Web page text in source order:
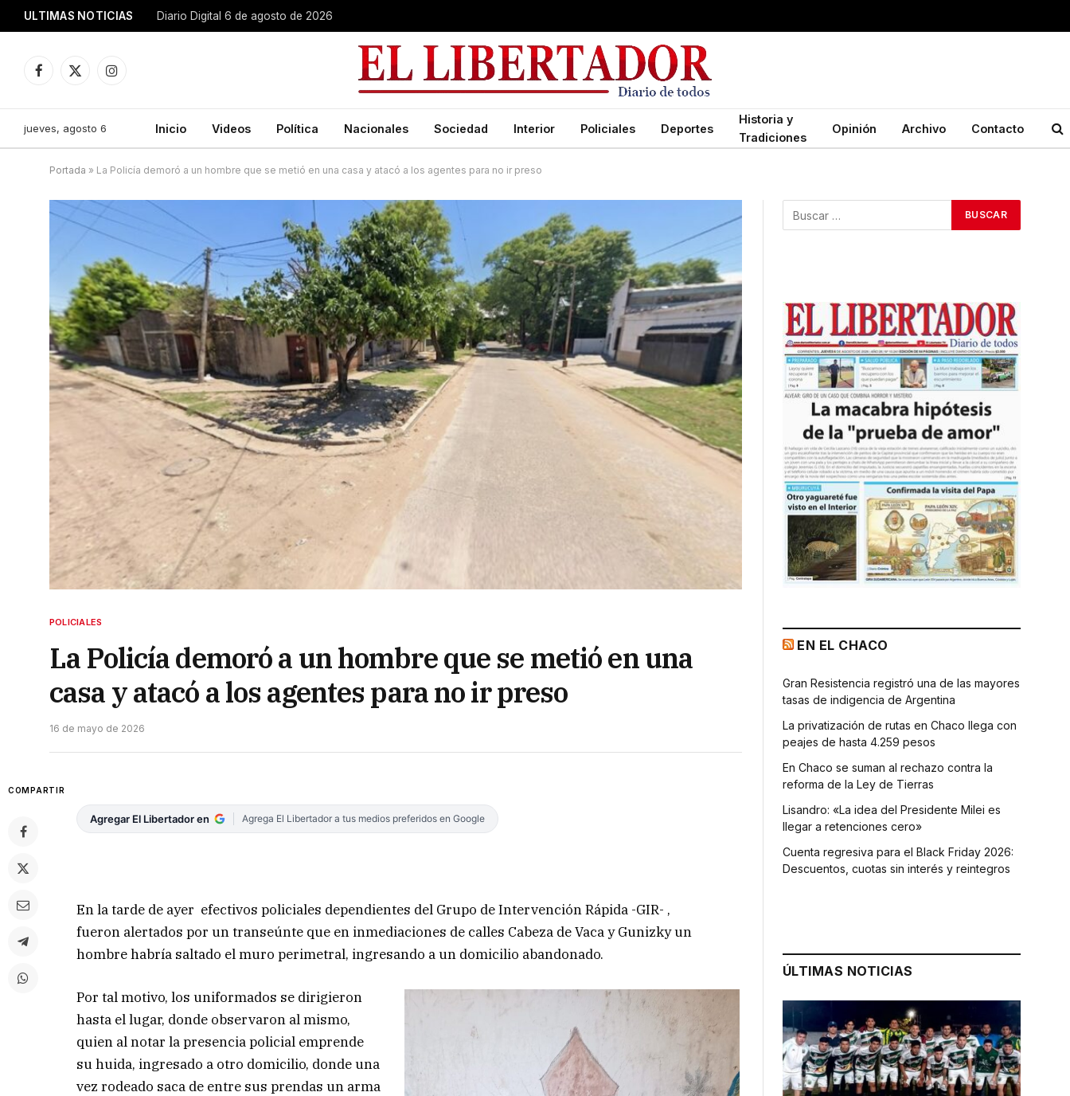
ULTIMAS NOTICIAS Diario Digital 6 de agosto de 2026
Facebook
X
Instagram
jueves, agosto 6 Inicio Videos Política Nacionales Sociedad Interior Policiales Deportes
Historia y
Tradiciones
Opinión Archivo Contacto
Portada » La Policía demoró a un hombre que se metió en una casa y atacó a los agentes para no ir preso
POLICIALES
La Policía demoró a un hombre que se metió en una
casa y atacó a los agentes para no ir preso
16 de mayo de 2026
COMPARTIR
Agregar El Libertador en Agrega El Libertador a tus medios preferidos en Google
En la tarde de ayer efectivos policiales dependientes del Grupo de Intervención Rápida -GIR- ,
fueron alertados por un transeúnte que en inmediaciones de calles Cabeza de Vaca y Gunizky un
hombre habría saltado el muro perimetral, ingresando a un domicilio abandonado.
Por tal motivo, los uniformados se dirigieron
hasta el lugar, donde observaron al mismo,
quien al notar la presencia policial emprende
su huida, ingresado a otro domicilio, donde una
vez rodeado saca de entre sus prendas un arma
EN EL CHACO
Gran Resistencia registró una de las mayores
tasas de indigencia de Argentina
La privatización de rutas en Chaco llega con
peajes de hasta 4.259 pesos
En Chaco se suman al rechazo contra la
reforma de la Ley de Tierras
Lisandro: «La idea del Presidente Milei es
llegar a retenciones cero»
Cuenta regresiva para el Black Friday 2026:
Descuentos, cuotas sin interés y reintegros
ÚLTIMAS NOTICIAS